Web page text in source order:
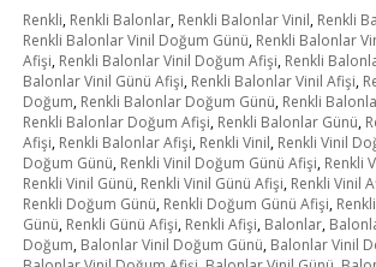
Renkli, Renkli Balonlar, Renkli Balonlar Vinil, Renkli
Renkli Balonlar Vinil Doğum Günü, Renkli Balonlar
Afişi, Renkli Balonlar Vinil Doğum Afişi, Renkli
Balonlar Vinil Günü Afişi, Renkli Balonlar Vinil Afişi,
Doğum, Renkli Balonlar Doğum Günü, Renkli
Renkli Balonlar Doğum Afişi, Renkli Balonlar Günü,
Afişi, Renkli Balonlar Afişi, Renkli Vinil, Renkli Vinil
Doğum Günü, Renkli Vinil Doğum Günü Afişi, Renkli
Renkli Vinil Günü, Renkli Vinil Günü Afişi, Renkli Vinil
Renkli Doğum Günü, Renkli Doğum Günü Afişi,
Günü, Renkli Günü Afişi, Renkli Afişi, Balonlar,
Doğum, Balonlar Vinil Doğum Günü, Balonlar Vinil